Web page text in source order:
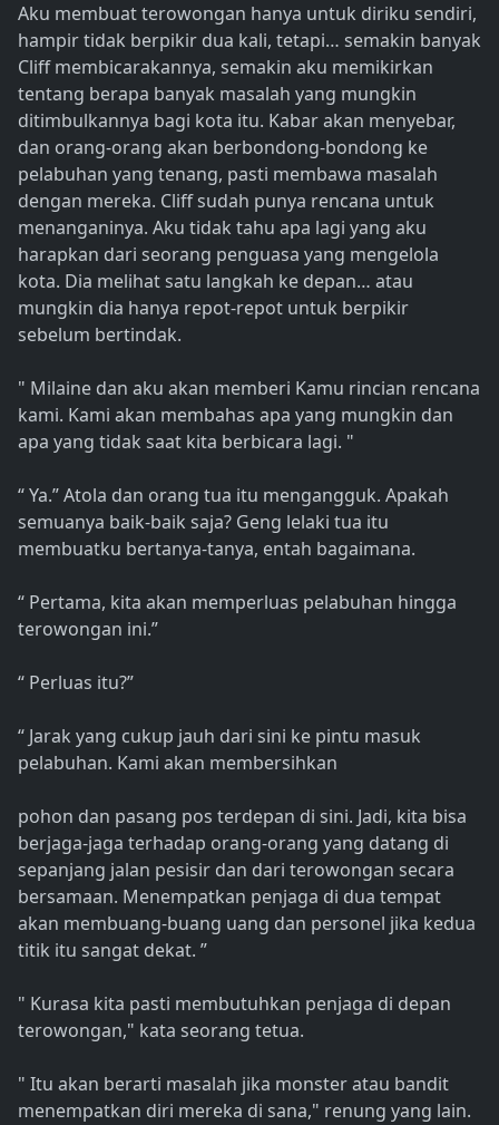
Aku membuat terowongan hanya untuk diriku sendiri,
hampir tidak berpikir dua kali, tetapi… semakin banyak
Cliff membicarakannya, semakin aku memikirkan
tentang berapa banyak masalah yang mungkin
ditimbulkannya bagi kota itu. Kabar akan menyebar,
dan orang-orang akan berbondong-bondong ke
pelabuhan yang tenang, pasti membawa masalah
dengan mereka. Cliff sudah punya rencana untuk
menanganinya. Aku tidak tahu apa lagi yang aku
harapkan dari seorang penguasa yang mengelola
kota. Dia melihat satu langkah ke depan… atau
mungkin dia hanya repot-repot untuk berpikir
sebelum bertindak.
" Milaine dan aku akan memberi Kamu rincian rencana
kami. Kami akan membahas apa yang mungkin dan
apa yang tidak saat kita berbicara lagi. "
“ Ya.” Atola dan orang tua itu mengangguk. Apakah
semuanya baik-baik saja? Geng lelaki tua itu
membuatku bertanya-tanya, entah bagaimana.
“ Pertama, kita akan memperluas pelabuhan hingga
terowongan ini.”
“ Perluas itu?”
“ Jarak yang cukup jauh dari sini ke pintu masuk
pelabuhan. Kami akan membersihkan
pohon dan pasang pos terdepan di sini. Jadi, kita bisa
berjaga-jaga terhadap orang-orang yang datang di
sepanjang jalan pesisir dan dari terowongan secara
bersamaan. Menempatkan penjaga di dua tempat
akan membuang-buang uang dan personel jika kedua
titik itu sangat dekat. ”
" Kurasa kita pasti membutuhkan penjaga di depan
terowongan," kata seorang tetua.
" Itu akan berarti masalah jika monster atau bandit
menempatkan diri mereka di sana," renung yang lain.